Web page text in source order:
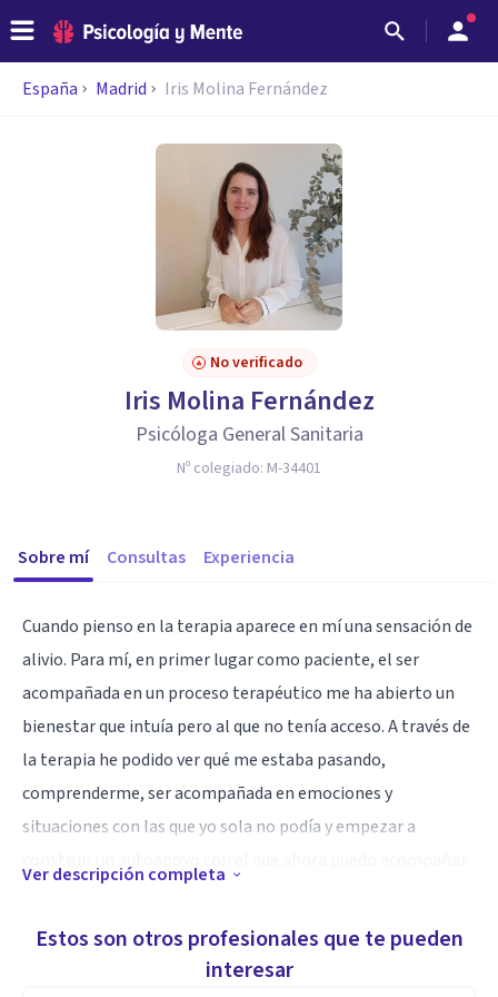
España Madrid Iris Molina Fernández
No verificado
Iris Molina Fernández
Psicóloga General Sanitaria
Nº colegiado: M-34401
Sobre mí Consultas Experiencia
Cuando pienso en la terapia aparece en mí una sensación de
alivio. Para mí, en primer lugar como paciente, el ser
acompañada en un proceso terapéutico me ha abierto un
bienestar que intuía pero al que no tenía acceso. A través de
la terapia he podido ver qué me estaba pasando,
comprenderme, ser acompañada en emociones y
situaciones con las que yo sola no podía y empezar a
profesional, me siento muy afortunada de poder
acompañar a las personas a verse, a transitar los lugares
Ver descripción completa
Estos son otros profesionales que te pueden
interesar